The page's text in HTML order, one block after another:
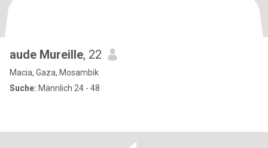
aude Mureille, 22
Macia, Gaza, Mosambik
Suche: Männlich 24 - 48